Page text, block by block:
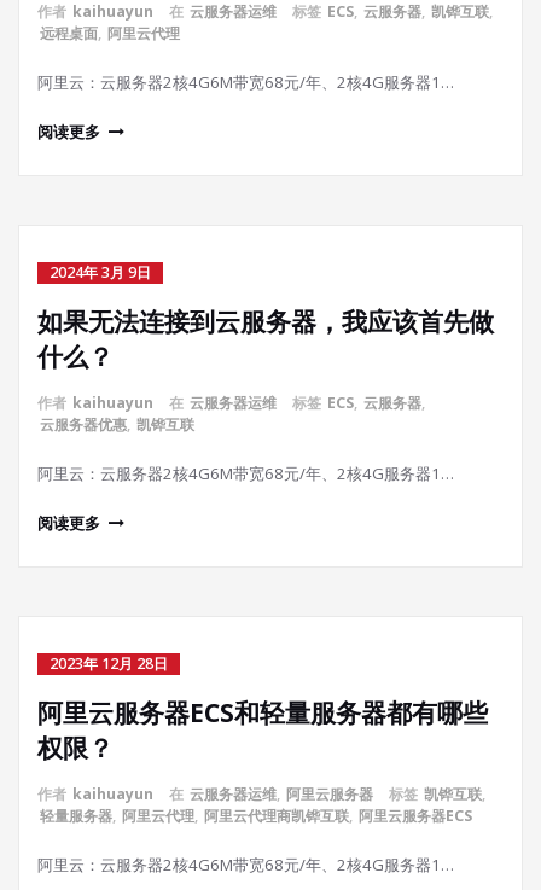
作者 kaihuayun 在 云服务器运维 标签 ECS, 云服务器, 凯铧互联,
远程桌面, 阿里云代理
阿里云：云服务器2核4G6M带宽68元/年、2核4G服务器1…
阅读更多
2024年 3月 9日
如果无法连接到云服务器，我应该首先做
什么？
作者 kaihuayun 在 云服务器运维 标签 ECS, 云服务器,
云服务器优惠, 凯铧互联
阿里云：云服务器2核4G6M带宽68元/年、2核4G服务器1…
阅读更多
2023年 12月 28日
阿里云服务器ECS和轻量服务器都有哪些
权限？
作者 kaihuayun 在 云服务器运维, 阿里云服务器 标签 凯铧互联,
轻量服务器, 阿里云代理, 阿里云代理商凯铧互联, 阿里云服务器ECS
阿里云：云服务器2核4G6M带宽68元/年、2核4G服务器1…